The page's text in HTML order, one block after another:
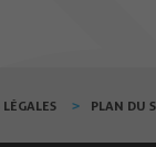
PLAN DU